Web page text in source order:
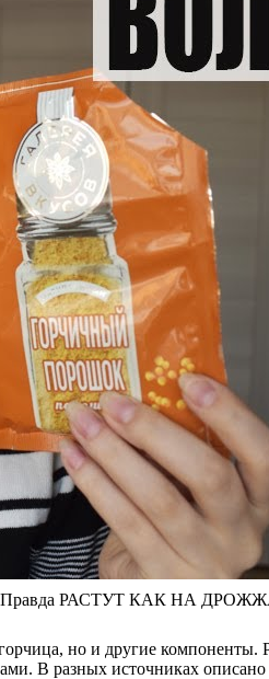
Правда РАСТУТ КАК НА
но и другие
В разных источниках